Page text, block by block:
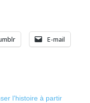
E-mail
l’histoire à partir